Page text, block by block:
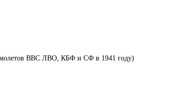
ВВС ЛВО, КБФ и СФ в 1941 году)